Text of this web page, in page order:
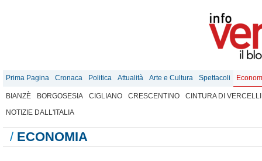
Prima Pagina Cronaca Politica Attualità Arte e Cultura Spettacoli
BIANZÈ BORGOSESIA CIGLIANO CRESCENTINO
CINTURA DI VERCELLI
NOTIZIE DALL'ITALIA
/ ECONOMIA